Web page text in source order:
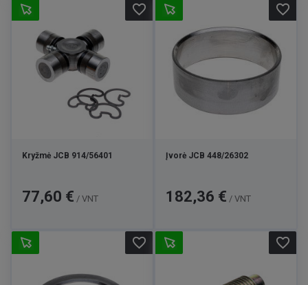
Kryžmė JCB 914/56401
Kaina
77,60 € / VNT
favorite_border
Įvorė JCB 448/26302
Kaina
182,36 € / VNT
favorite_border
favorite_border favorite_border